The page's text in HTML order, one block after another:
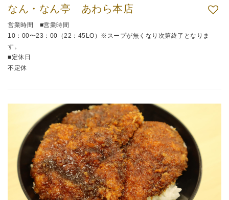
なん・なん亭 あわら本店
営業時間 ■営業時間
10：00〜23：00（22：45LO）※スープが無くなり次第終了となりま
す。
■定休日
不定休